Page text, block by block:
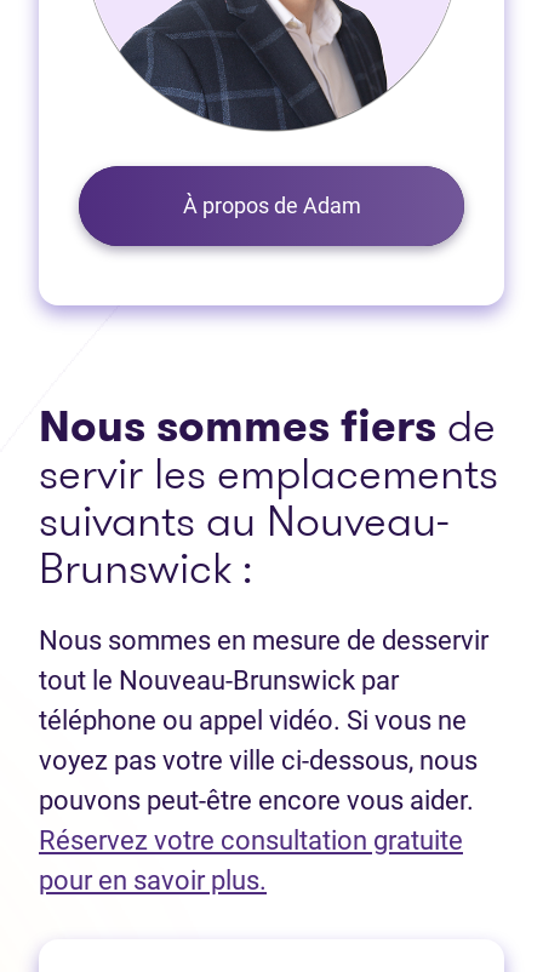
À propos de Adam
Nous sommes fiers de
servir les emplacements
suivants au Nouveau-
Brunswick :
Nous sommes en mesure de desservir
tout le Nouveau-Brunswick par
téléphone ou appel vidéo. Si vous ne
voyez pas votre ville ci-dessous, nous
pouvons peut-être encore vous aider.
Réservez votre consultation gratuite
pour en savoir plus.